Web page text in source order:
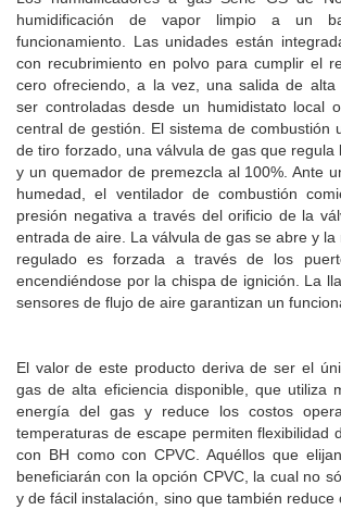
humidificación de vapor limpio a un
funcionamiento. Las unidades están
con recubrimiento en polvo para cumplir el
cero ofreciendo, a la vez, una salida de alta
ser controladas desde un humidistato local
central de gestión. El sistema de combustión
de tiro forzado, una válvula de gas que regula
y un quemador de premezcla al 100%. Ante
humedad, el ventilador de combustión
presión negativa a través del orificio de la
entrada de aire. La válvula de gas se abre y
regulado es forzada a través de los
encendiéndose por la chispa de ignición. La
sensores de flujo de aire garantizan un
El valor de este producto deriva de ser el
gas de alta eficiencia disponible, que utiliza
energía del gas y reduce los costos
temperaturas de escape permiten flexibilidad
con BH como con CPVC. Aquéllos que
beneficiarán con la opción CPVC, la cual no
y de fácil instalación, sino que también reduce